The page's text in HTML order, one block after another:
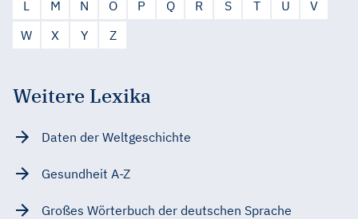
L
M N O P Q R S T U
V
W
X Y Z
Weitere Lexika
Daten der Weltgeschichte
Gesundheit A-Z
Großes Wörterbuch der deutschen Sprache